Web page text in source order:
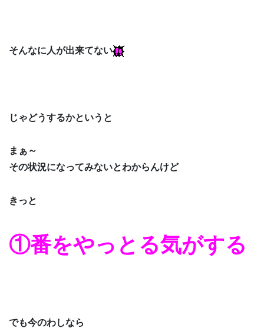
そんなに人が出来てない
じゃどうするかというと
まぁ～
その状況になってみないとわからんけど
きっと
①番をやっとる気がする
でも今のわしなら